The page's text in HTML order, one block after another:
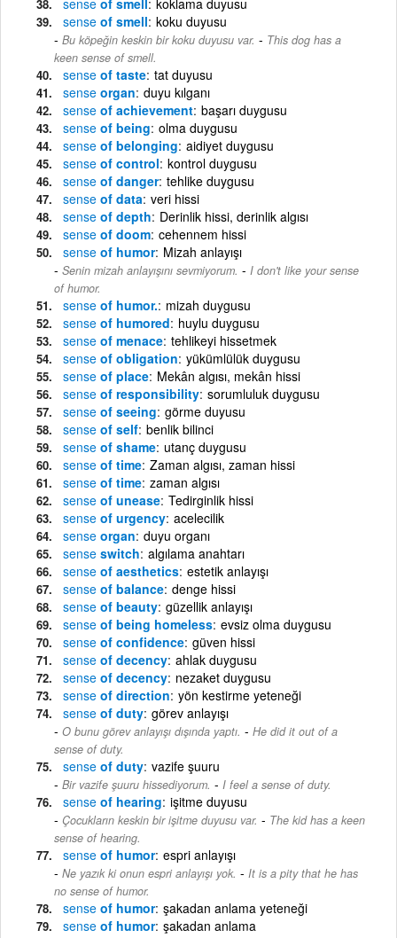
sense of smell koku duyusu
Bu köpeğin keskin bir koku duyusu var. - This dog has a
keen sense of smell.
sense of taste tat duyusu
sense organ duyu kılganı
sense of achievement başarı duygusu
sense of being olma duygusu
sense of belonging aidiyet duygusu
sense of control kontrol duygusu
sense of danger tehlike duygusu
sense of data veri hissi
sense of depth Derinlik hissi, derinlik algısı
sense of doom cehennem hissi
sense of humor Mizah anlayışı
Senin mizah anlayışını sevmiyorum. - I don't like your sense
of humor.
sense of humor. mizah duygusu
sense of humored huylu duygusu
sense of menace tehlikeyi hissetmek
sense of obligation yükümlülük duygusu
sense of place Mekân algısı, mekân hissi
sense of responsibility sorumluluk duygusu
sense of seeing görme duyusu
sense of self benlik bilinci
sense of shame utanç duygusu
sense of time Zaman algısı, zaman hissi
sense of time zaman algısı
sense of unease Tedirginlik hissi
sense of urgency acelecilik
sense organ duyu organı
sense switch algılama anahtarı
sense of aesthetics estetik anlayışı
sense of balance denge hissi
sense of beauty güzellik anlayışı
sense of being homeless evsiz olma duygusu
sense of confidence güven hissi
sense of decency ahlak duygusu
sense of decency nezaket duygusu
sense of direction yön kestirme yeteneği
sense of duty görev anlayışı
O bunu görev anlayışı dışında yaptı. - He did it out of a
sense of duty.
sense of duty vazife şuuru
Bir vazife şuuru hissediyorum. - I feel a sense of duty.
sense of hearing işitme duyusu
Çocukların keskin bir işitme duyusu var. - The kid has a keen
sense of hearing.
sense of humor espri anlayışı
Ne yazık ki onun espri anlayışı yok. - It is a pity that he has
no sense of humor.
sense of humor şakadan anlama yeteneği
sense of humor şakadan anlama